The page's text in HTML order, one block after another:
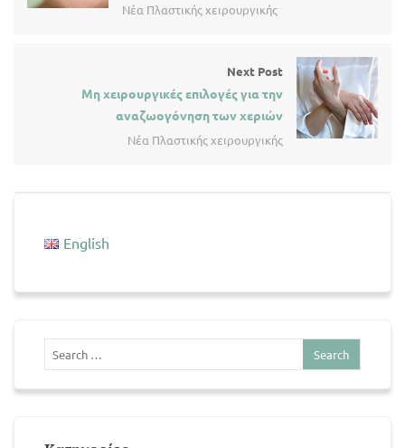
Νέα Πλαστικής χειρουργικής
Next Post
Μη χειρουργικές επιλογές για την
αναζωογόνηση των χεριών
Νέα Πλαστικής χειρουργικής
English